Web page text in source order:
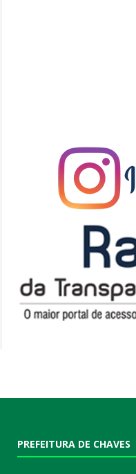
PREFEITURA DE CHAVES